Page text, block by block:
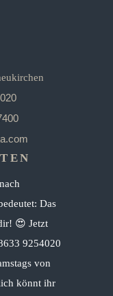
Das
😍 Jetzt
9254020
von
könnt ihr